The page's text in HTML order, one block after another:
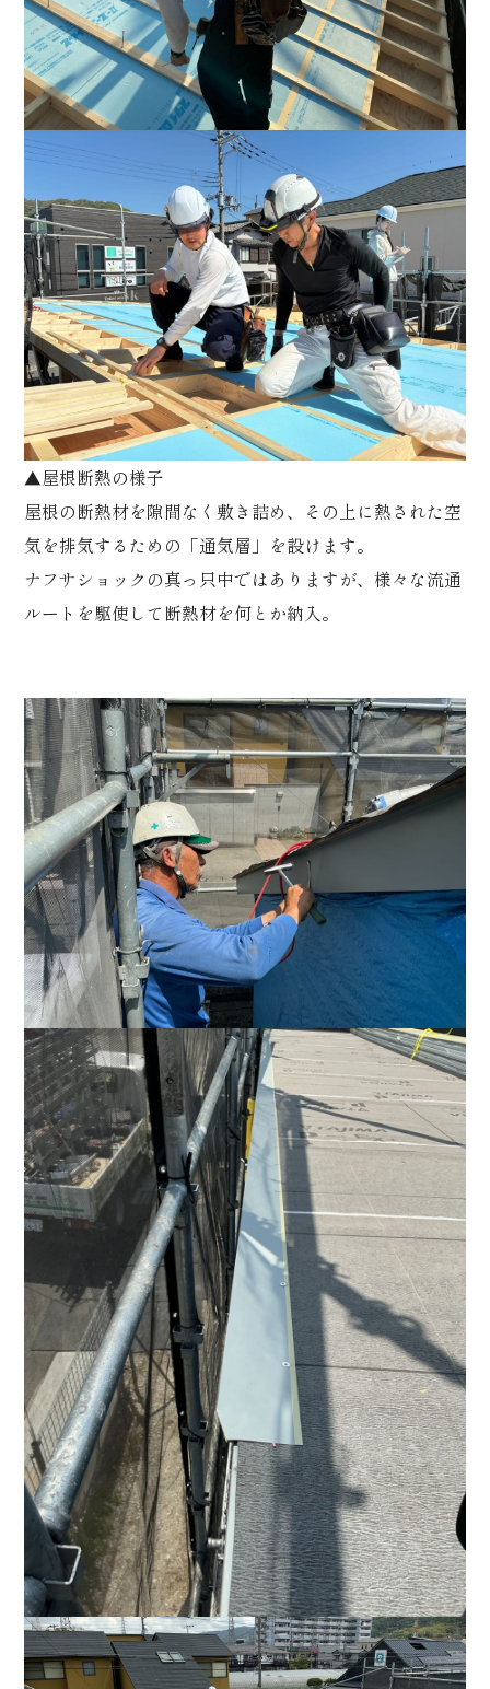
▲屋根断熱の様子
屋根の断熱材を隙間なく敷き詰め、その上に熱された空
気を排気するための「通気層」を設けます。
ナフサショックの真っ只中ではありますが、様々な流通
ルートを駆使して断熱材を何とか納入。